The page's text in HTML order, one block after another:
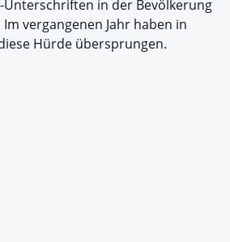
in der Bevölkerung
vergangenen Jahr haben in
Hürde übersprungen.